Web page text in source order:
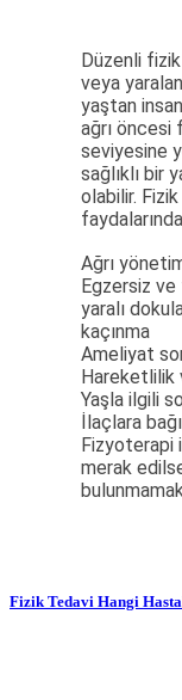
Düzenli
veya
yaştan
ağrı öncesi
seviyesine
sağlıklı bir
olabilir.
Ağrı
Egzersiz
yaralı
kaçınma
Ameliyat
Hareketlilik
Yaşla ilgili
İlaçlara
Fizyoterapi
merak
Fizik Tedavi Hangi